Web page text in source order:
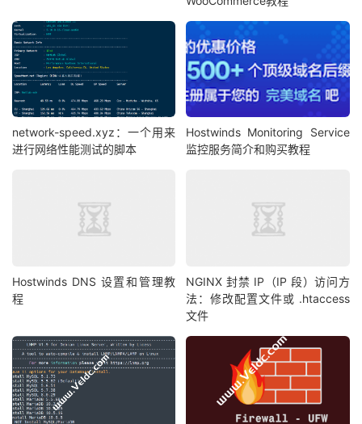
network-speed.xyz：一个用来
进行网络性能测试的脚本
Hostwinds Monitoring Service
监控服务简介和购买教程
Hostwinds DNS 设置和管理教
程
NGINX 封禁 IP（IP 段）访问方
法：修改配置文件或 .htaccess
文件